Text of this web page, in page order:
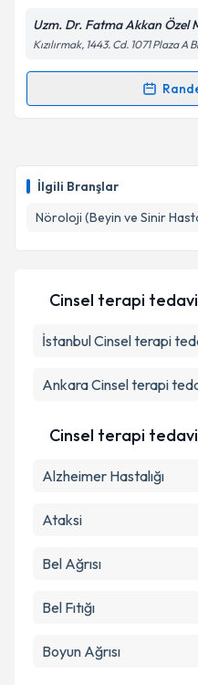
İlgili Branşlar
Nöroloji (Beyin ve Sinir
'ni okudum
kapsamda
Takvim
Uzm. Dr. Fatma Akkan Özel
Kızılırmak, 1443. Cd. 1071 Plaza A
Randevu Takvimi
takvim
Metni'ni okudum
Cinsel terapi
İstanbulCinsel terapi
AnkaraCinsel terapi
Cinsel terapi
Alzheimer Hastalığı
Ataksi
Bel Ağrısı
Bel Fıtığı
Boyun Ağrısı